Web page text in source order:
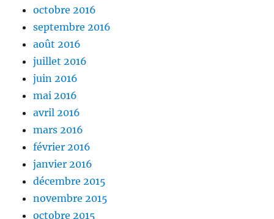
octobre 2016
septembre 2016
août 2016
juillet 2016
juin 2016
mai 2016
avril 2016
mars 2016
février 2016
janvier 2016
décembre 2015
novembre 2015
octobre 2015